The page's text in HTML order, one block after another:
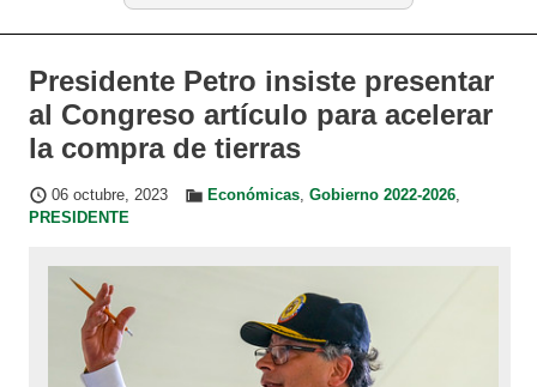
Presidente Petro insiste presentar
al Congreso artículo para acelerar
la compra de tierras
06 octubre, 2023 Económicas, Gobierno 2022-2026,
PRESIDENTE